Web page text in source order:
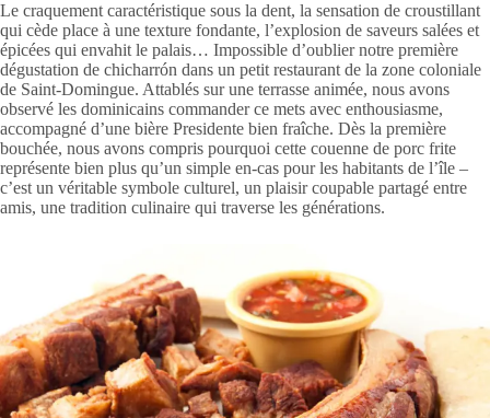
Le craquement caractéristique sous la dent, la sensation de croustillant
qui cède place à une texture fondante, l’explosion de saveurs salées et
épicées qui envahit le palais… Impossible d’oublier notre première
dégustation de chicharrón dans un petit restaurant de la zone coloniale
de Saint-Domingue. Attablés sur une terrasse animée, nous avons
observé les dominicains commander ce mets avec enthousiasme,
accompagné d’une bière Presidente bien fraîche. Dès la première
bouchée, nous avons compris pourquoi cette couenne de porc frite
représente bien plus qu’un simple en-cas pour les habitants de l’île –
c’est un véritable symbole culturel, un plaisir coupable partagé entre
amis, une tradition culinaire qui traverse les générations.